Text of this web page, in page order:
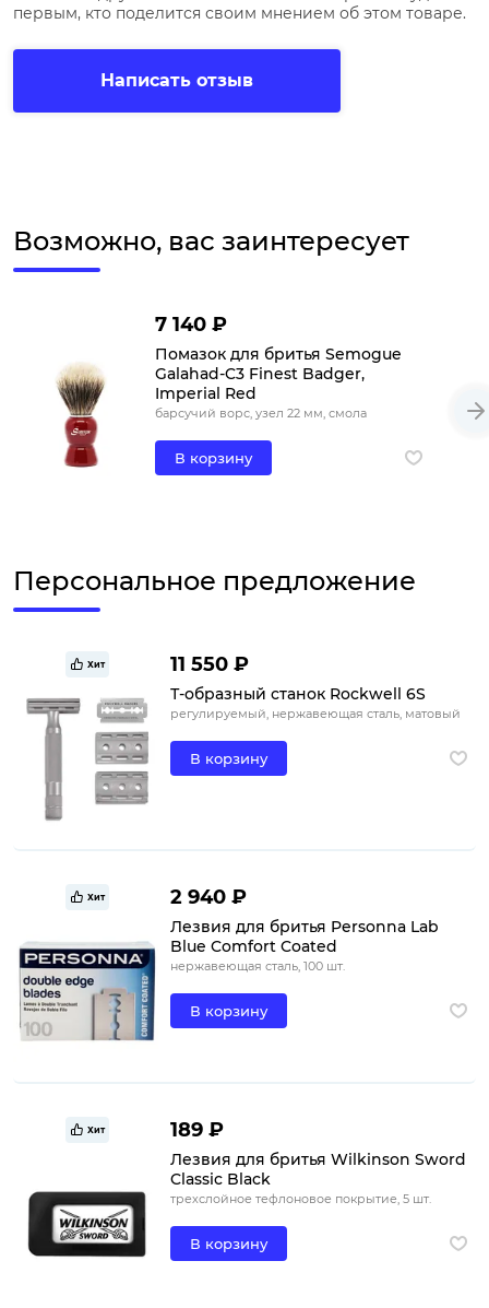
первым, кто поделится своим мнением об этом товаре.
Написать отзыв
Возможно, вас заинтересует
7 140 ₽
Помазок для бритья Semogue
Galahad-C3 Finest Badger,
Imperial Red
барсучий ворс, узел 22 мм, смола
В корзину
Персональное предложение
Хит 11 550 ₽
Т-образный станок Rockwell 6S
регулируемый, нержавеющая сталь, матовый
В корзину
Хит 2 940 ₽
Лезвия для бритья Personna Lab
Blue Comfort Coated
нержавеющая сталь, 100 шт.
В корзину
Хит 189 ₽
Лезвия для бритья Wilkinson Sword
Classic Black
трехслойное тефлоновое покрытие, 5 шт.
В корзину